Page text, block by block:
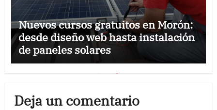
Nuevos cursos gratuitos en Morón:
desde diseño web hasta instalación
de paneles solares
Deja un comentario